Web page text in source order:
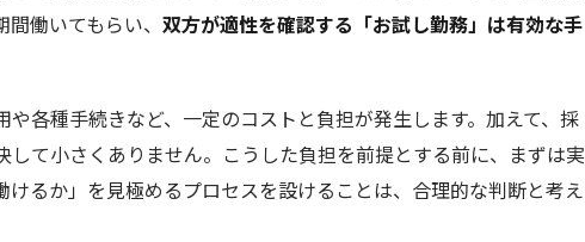
働いてもらい、 双方が適性を確認する「お試し勤務」は有効な手
各種手続きなど、一定のコストと負担が発生します。加えて、採
して小さくありません。こうした負担を前提とする前に、まずは実
るか」を見極めるプロセスを設けることは、合理的な判断と考え